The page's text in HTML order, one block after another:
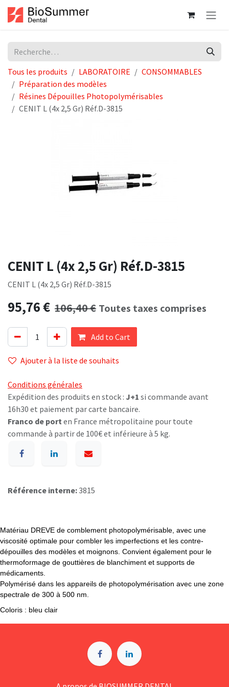
Se rendre au contenu
Tous les produits LABORATOIRE
CONSOMMABLES
Préparation des modèles
Résines Dépouilles Photopolymérisables
CENIT L (4x 2,5 Gr) Réf.D-3815
CENIT L (4x 2,5 Gr) Réf.D-3815
CENIT L (4x 2,5 Gr) Réf.D-3815
95,76€ 106,40€ Toutes taxes comprises
Add to Cart
Ajouter à la liste de souhaits
Conditions générales
Expédition des produits en stock : J+1 si commande avant
16h30 et paiement par carte bancaire.
Franco de port en France métropolitaine pour toute
commande à partir de 100€ et inférieure à 5 kg.
Référence interne:3815
Matériau DREVE de comblement photopolymérisable, avec une
viscosité optimale pour combler les imperfections et les contre-
dépouilles des modèles et moignons. Convient également pour le
thermoformage de gouttières de blanchiment et supports de
médicaments.
Polymérisé dans les appareils de photopolymérisation avec une zone
spectrale de 300 à 500 nm.
Coloris : bleu clair